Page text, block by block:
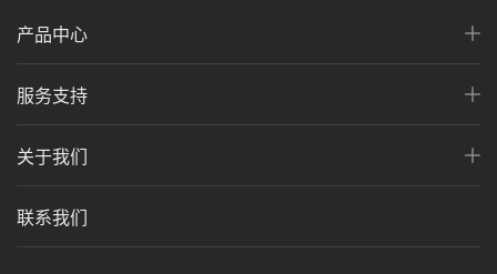
产品中心
服务支持
关于我们
联系我们